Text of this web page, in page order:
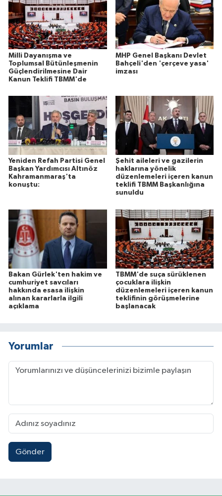
Milli Dayanışma ve
Toplumsal Bütünleşmenin
Güçlendirilmesine Dair
Kanun Teklifi TBMM'de
MHP Genel Başkanı Devlet
Bahçeli'den 'çerçeve yasa'
imzası
Yeniden Refah Partisi Genel
Başkan Yardımcısı Altınöz
Kahramanmaraş'ta
konuştu:
Şehit aileleri ve gazilerin
haklarına yönelik
düzenlemeleri içeren kanun
teklifi TBMM Başkanlığına
sunuldu
Bakan Gürlek'ten hakim ve
cumhuriyet savcıları
hakkında esasa ilişkin
alınan kararlarla ilgili
açıklama
TBMM'de suça sürüklenen
çocuklara ilişkin
düzenlemeleri içeren kanun
teklifinin görüşmelerine
başlanacak
Yorumlar
Gönder